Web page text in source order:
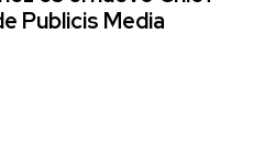
Publicis Media